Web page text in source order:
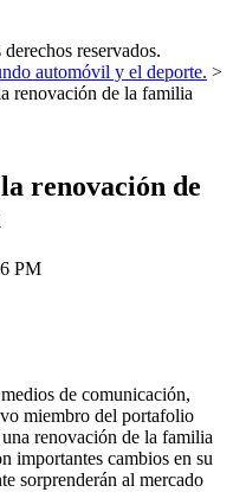
reservados.
automóvil y el deporte. >
renovación de la familia
renovación de
PM
de comunicación,
miembro del portafolio
renovación de la familia
importantes cambios en su
sorprenderán al mercado